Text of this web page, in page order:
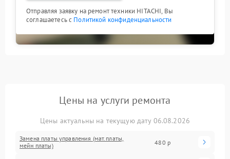
Отправляя заявку на ремонт техники HITACHI, Вы
соглашаетесь с Политикой конфиденциальности
Цены на услуги ремонта
Цены актуальны на текущую дату 06.08.2026
Замена платы управления (мат.платы,
мейн платы)
480 р